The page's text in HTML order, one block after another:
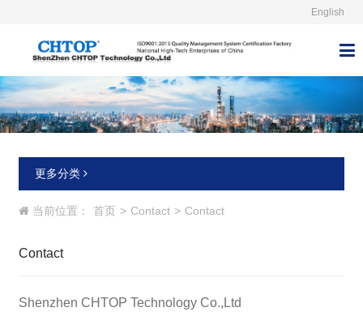
English
更多分类
Contact
当前位置： 首页 > Contact > Contact
Shenzhen CHTOP Technology Co.,Ltd